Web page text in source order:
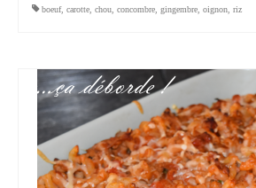
boeuf, carotte chou concombre gingembre oignon riz